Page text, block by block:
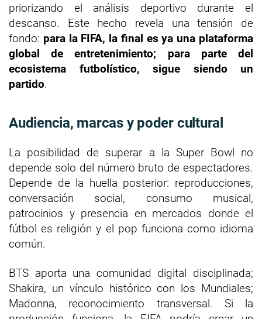
priorizando el análisis deportivo durante el
descanso. Este hecho revela una tensión de
fondo: para la FIFA, la final es ya una plataforma
global de entretenimiento; para parte del
ecosistema futbolístico, sigue siendo un
partido.
Audiencia, marcas y poder cultural
La posibilidad de superar a la Super Bowl no
depende solo del número bruto de espectadores.
Depende de la huella posterior: reproducciones,
conversación social, consumo musical,
patrocinios y presencia en mercados donde el
fútbol es religión y el pop funciona como idioma
común.
BTS aporta una comunidad digital disciplinada;
Shakira, un vínculo histórico con los Mundiales;
Madonna, reconocimiento transversal. Si la